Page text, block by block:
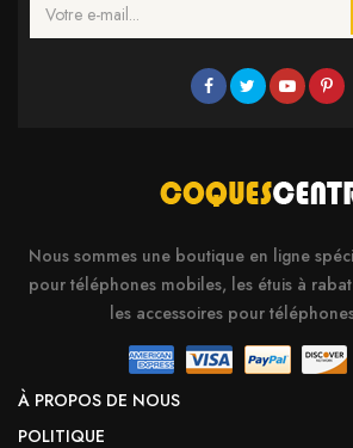
Nous sommes une boutique en ligne
pour téléphones mobiles, les étuis à
les accessoires pour
À PROPOS DE NOUS
POLITIQUE